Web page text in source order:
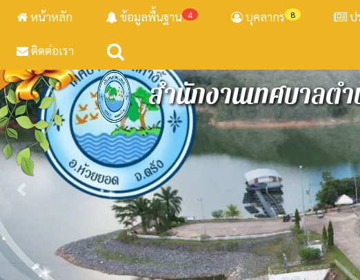
หน้าหลัก 4
ข้อมูลพื้นฐาน 8
บุคลากร ป
ติดต่อเรา
สำนักงานเทศบาลต